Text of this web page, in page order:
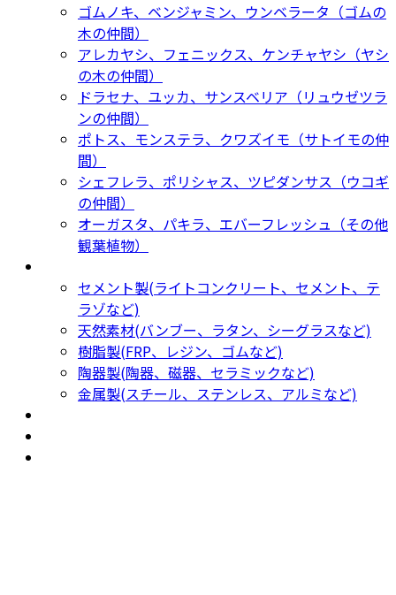
ゴムノキ、ベンジャミン、ウンベラータ（ゴムの
木の仲間）
アレカヤシ、フェニックス、ケンチャヤシ（ヤシ
の木の仲間）
ドラセナ、ユッカ、サンスベリア（リュウゼツラ
ンの仲間）
ポトス、モンステラ、クワズイモ（サトイモの仲
間）
シェフレラ、ポリシャス、ツピダンサス（ウコギ
の仲間）
オーガスタ、パキラ、エバーフレッシュ（その他
観葉植物）
セメント製(ライトコンクリート、セメント、テ
ラゾなど)
天然素材(バンブー、ラタン、シーグラスなど)
樹脂製(FRP、レジン、ゴムなど)
陶器製(陶器、磁器、セラミックなど)
金属製(スチール、ステンレス、アルミなど)